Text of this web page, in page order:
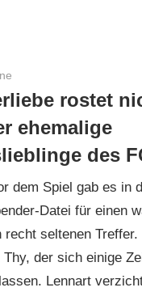
rostet
ehemalige
des
dem Spiel gab es in
Datei für einen
recht seltenen
Thy, der sich einige
Lennart